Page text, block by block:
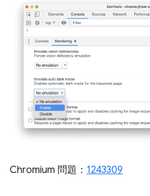
Chromium 問題： 1243309